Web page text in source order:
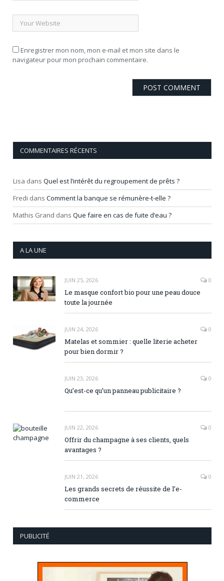
Enregistrer mon nom, mon e-mail et mon site dans le
navigateur pour mon prochain commentaire.
COMMENTAIRES RÉCENTS
Lisa dans Quel est l’intérêt du regroupement de prêts ?
Fredi dans Comment la banque se rémunère-t-elle ?
Mathis Grand dans Que faire en cas de fuite d’eau ?
A LA UNE
JUIN 25, 2026 0
Le masque confort bio pour une peau douce
toute la journée
JUIN 24, 2026 0
Matelas et sommier : quelle literie acheter
pour bien dormir ?
JUIN 23, 2026 0
Qu’est-ce qu’un panneau publicitaire ?
JUIN 22, 2026 0
Offrir du champagne à ses clients, quels
avantages ?
JUIN 21, 2026 0
Les grands secrets de réussite de l’e-
commerce
PUBLICITÉ